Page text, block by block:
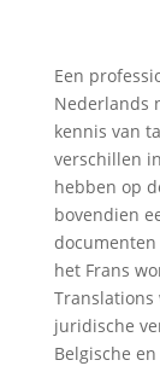
Een
Nederlands
kennis van
verschillen
hebben op
bovendien
het Frans
Translations
juridische
Belgische